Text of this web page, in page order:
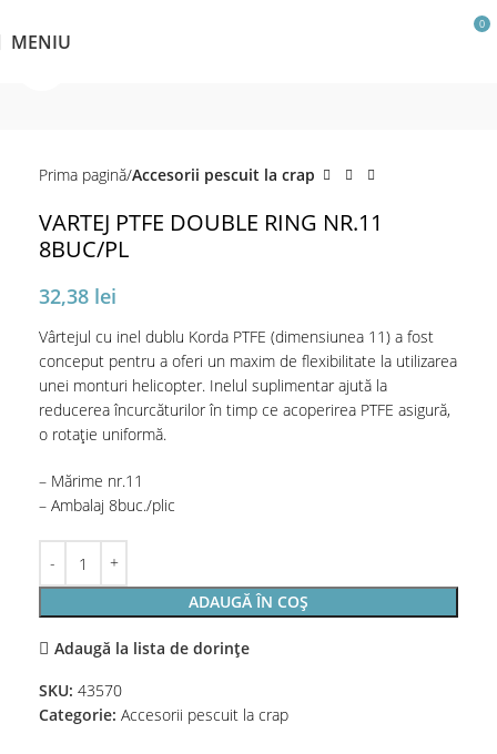
MENIU
0
Prima pagină Accesorii pescuit la crap
VARTEJ PTFE DOUBLE RING NR.11
8BUC/PL
32,38 lei
Vârtejul cu inel dublu Korda PTFE (dimensiunea 11) a fost
conceput pentru a oferi un maxim de flexibilitate la utilizarea
unei monturi helicopter. Inelul suplimentar ajută la
reducerea încurcăturilor în timp ce acoperirea PTFE asigură,
o rotație uniformă.
– Mărime nr.11
– Ambalaj 8buc./plic
ADAUGĂ ÎN COȘ
Adaugă la lista de dorințe
SKU: 43570
Categorie: Accesorii pescuit la crap